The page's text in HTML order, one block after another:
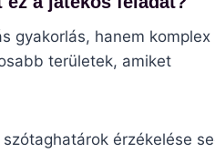
gyakorlás, hanem komplex
területek, amiket
érzékelése